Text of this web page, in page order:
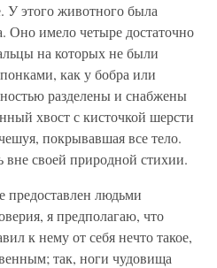
этого животного была
Оно имело четыре достаточно
на которых не были
как у бобра или
разделены и снабжены
хвост с кисточкой шерсти
покрывавшая все тело.
своей природной стихии.
предоставлен людьми
я предполагаю, что
к нему от себя нечто такое,
так, ноги чудовища